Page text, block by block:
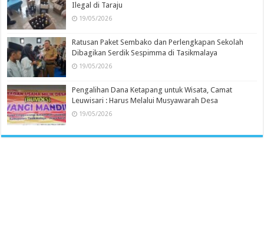
Ilegal di Taraju
19/05/2026
Ratusan Paket Sembako dan Perlengkapan Sekolah
Dibagikan Serdik Sespimma di Tasikmalaya
19/05/2026
Pengalihan Dana Ketapang untuk Wisata, Camat
Leuwisari : Harus Melalui Musyawarah Desa
19/05/2026